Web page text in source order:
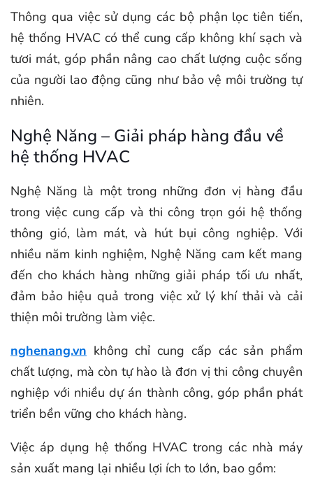
Thông qua việc sử dụng các bộ phận lọc tiên tiến,
hệ thống HVAC có thể cung cấp không khí sạch và
tươi mát, góp phần nâng cao chất lượng cuộc sống
của người lao động cũng như bảo vệ môi trường tự
nhiên.
Nghệ Năng – Giải pháp hàng đầu về
hệ thống HVAC
Nghệ Năng là một trong những đơn vị hàng đầu
trong việc cung cấp và thi công trọn gói hệ thống
thông gió, làm mát, và hút bụi công nghiệp. Với
nhiều năm kinh nghiệm, Nghệ Năng cam kết mang
đến cho khách hàng những giải pháp tối ưu nhất,
đảm bảo hiệu quả trong việc xử lý khí thải và cải
thiện môi trường làm việc.
nghenang.vn không chỉ cung cấp các sản phẩm
chất lượng, mà còn tự hào là đơn vị thi công chuyên
nghiệp với nhiều dự án thành công, góp phần phát
triển bền vững cho khách hàng.
Việc áp dụng hệ thống HVAC trong các nhà máy
sản xuất mang lại nhiều lợi ích to lớn, bao gồm: